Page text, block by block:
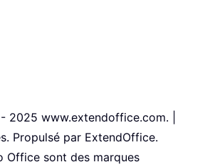
www.extendoffice.com. |
Propulsé par ExtendOffice.
Office sont des marques